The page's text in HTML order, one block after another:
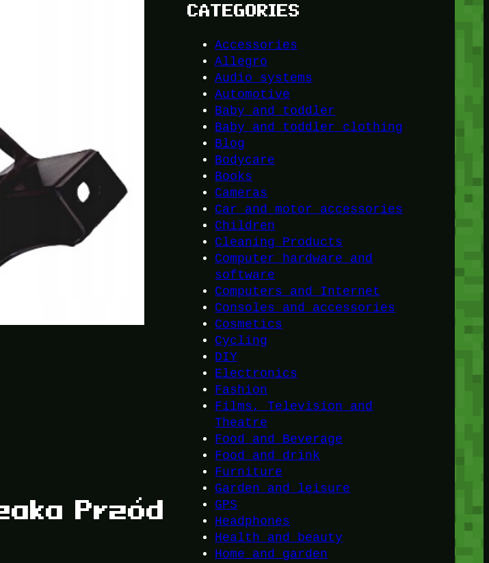
Przód
CATEGORIES
Accessories
Allegro
Audio systems
Automotive
Baby and toddler
Baby and toddler clothing
Blog
Bodycare
Books
Cameras
Car and motor accessories
Children
Cleaning Products
Computer hardware and
software
Computers and Internet
Consoles and accessories
Cosmetics
Cycling
DIY
Electronics
Fashion
Films, Television and
Theatre
Food and Beverage
Food and drink
Furniture
Garden and leisure
GPS
Headphones
Health and beauty
Home and garden